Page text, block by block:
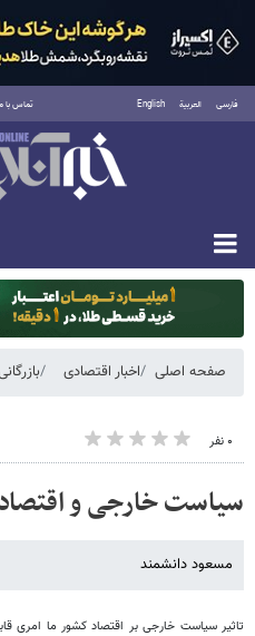
فارسی العربية English تماس با
دوشنبه ۱۹ مرداد ۱۴۰۵
صفحه اصلی اخبار اقتصادی
۰ نفر
سیاست خارجی و اقتصاد
مسعود دانشمند
تاثیر سیاست خارجی بر اقتصاد کشور ما